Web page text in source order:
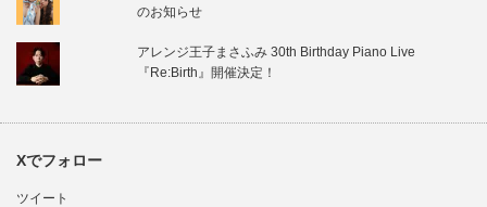
のお知らせ
アレンジ王子まさふみ 30th Birthday Piano Live
『Re:Birth』開催決定！
Xでフォロー
ツイート